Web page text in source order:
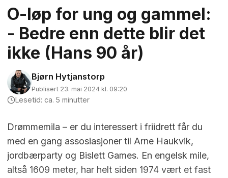
O-løp for ung og gammel:
- Bedre enn dette blir det
ikke (Hans 90 år)
Bjørn Hytjanstorp
Publisert 23. mai 2024 kl. 09:20
Lesetid: ca. 5 minutter
Drømmemila – er du interessert i friidrett får du
med en gang assosiasjoner til Arne Haukvik,
jordbærparty og Bislett Games. En engelsk mile,
altså 1609 meter, har helt siden 1974 vært et fast